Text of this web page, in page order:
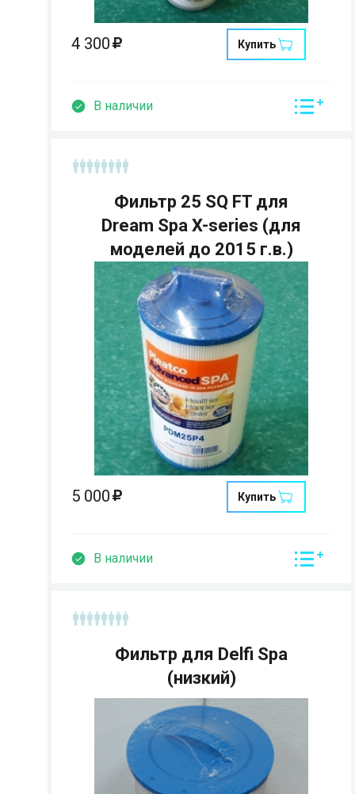
4 300 Купить
В наличии
Страна:
Размеры:
Кол-во мест:
Фильтр 25 SQ FT для
Dream Spa X-series (для
моделей до 2015 г.в.)
5 000 Купить
В наличии
Фильтр для Delfi Spa
(низкий)